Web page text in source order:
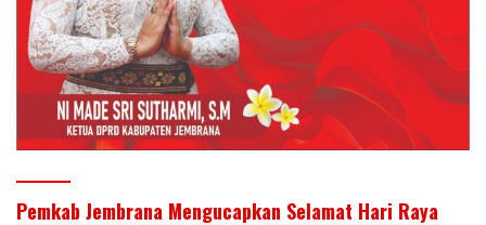
Pemkab Jembrana Mengucapkan Selamat Hari Raya